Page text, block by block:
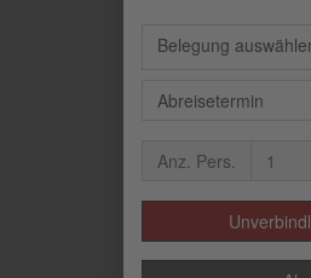
Belegung
Abreisetermin
Anz. Pers.